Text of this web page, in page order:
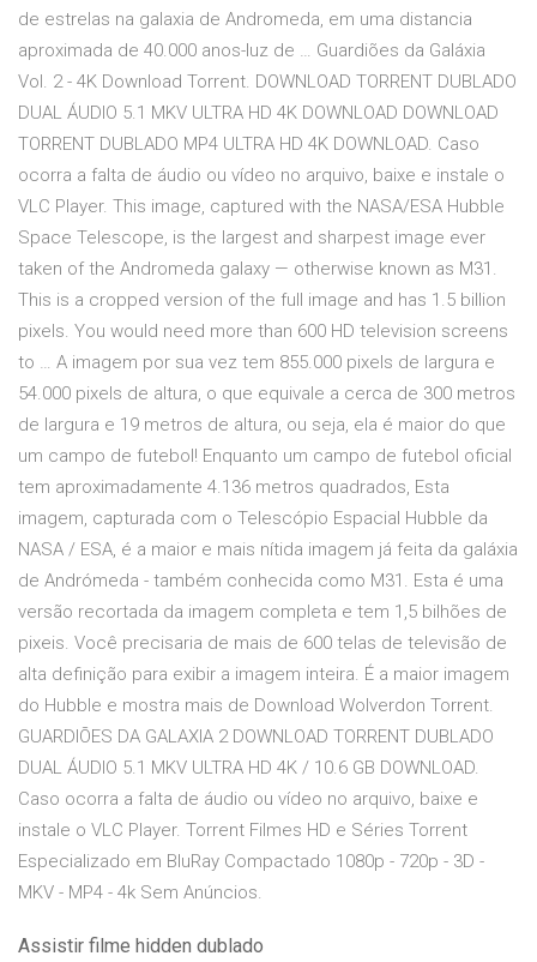
de estrelas na galaxia de Andromeda, em uma distancia
aproximada de 40.000 anos-luz de … Guardiões da Galáxia
Vol. 2 - 4K Download Torrent. DOWNLOAD TORRENT DUBLADO
DUAL ÁUDIO 5.1 MKV ULTRA HD 4K DOWNLOAD DOWNLOAD
TORRENT DUBLADO MP4 ULTRA HD 4K DOWNLOAD. Caso
ocorra a falta de áudio ou vídeo no arquivo, baixe e instale o
VLC Player. This image, captured with the NASA/ESA Hubble
Space Telescope, is the largest and sharpest image ever
taken of the Andromeda galaxy — otherwise known as M31.
This is a cropped version of the full image and has 1.5 billion
pixels. You would need more than 600 HD television screens
to … A imagem por sua vez tem 855.000 pixels de largura e
54.000 pixels de altura, o que equivale a cerca de 300 metros
de largura e 19 metros de altura, ou seja, ela é maior do que
um campo de futebol! Enquanto um campo de futebol oficial
tem aproximadamente 4.136 metros quadrados, Esta
imagem, capturada com o Telescópio Espacial Hubble da
NASA / ESA, é a maior e mais nítida imagem já feita da galáxia
de Andrómeda - também conhecida como M31. Esta é uma
versão recortada da imagem completa e tem 1,5 bilhões de
pixeis. Você precisaria de mais de 600 telas de televisão de
alta definição para exibir a imagem inteira. É a maior imagem
do Hubble e mostra mais de Download Wolverdon Torrent.
GUARDIÕES DA GALAXIA 2 DOWNLOAD TORRENT DUBLADO
DUAL ÁUDIO 5.1 MKV ULTRA HD 4K / 10.6 GB DOWNLOAD.
Caso ocorra a falta de áudio ou vídeo no arquivo, baixe e
instale o VLC Player. Torrent Filmes HD e Séries Torrent
Especializado em BluRay Compactado 1080p - 720p - 3D -
MKV - MP4 - 4k Sem Anúncios.
Assistir filme hidden dublado